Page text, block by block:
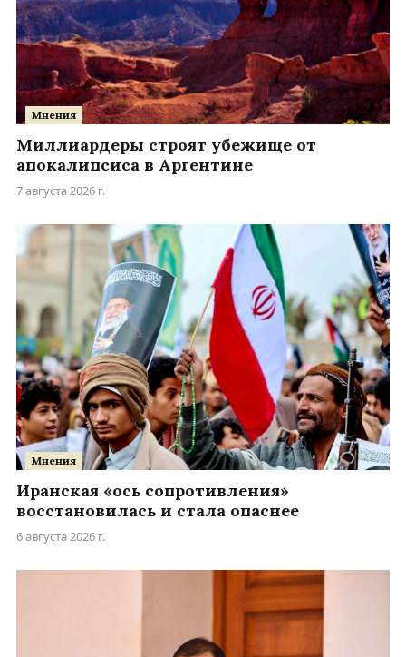
Мнения
Миллиардеры строят убежище от
апокалипсиса в Аргентине
7 августа 2026 г.
Мнения
Иранская «ось сопротивления»
восстановилась и стала опаснее
6 августа 2026 г.